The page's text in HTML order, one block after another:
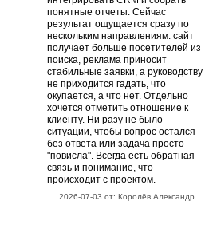
понятные отчеты. Сейчас
результат ощущается сразу по
нескольким направлениям: сайт
получает больше посетителей из
поиска, реклама приносит
стабильные заявки, а руководству
не приходится гадать, что
окупается, а что нет. Отдельно
хочется отметить отношение к
клиенту. Ни разу не было
ситуации, чтобы вопрос остался
без ответа или задача просто
"повисла". Всегда есть обратная
связь и понимание, что
происходит с проектом.
2026-07-03 от: Королёв Александр